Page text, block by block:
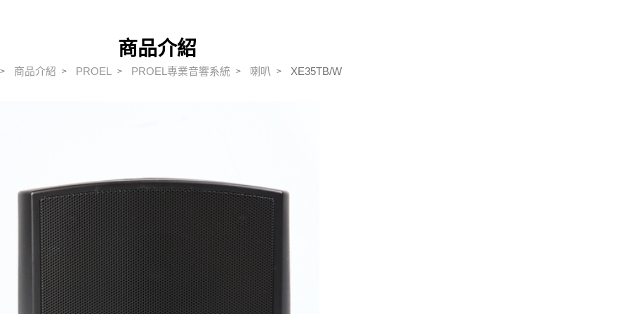
DIGIMIC lean+
DIGIMIC multimedia
ALPHA
ALPHA擴大機
RDL
雙絞線(TWISTED PAI
商品介紹
商品介紹 PROEL PROEL專業音響系統 喇叭 XE35TB/W